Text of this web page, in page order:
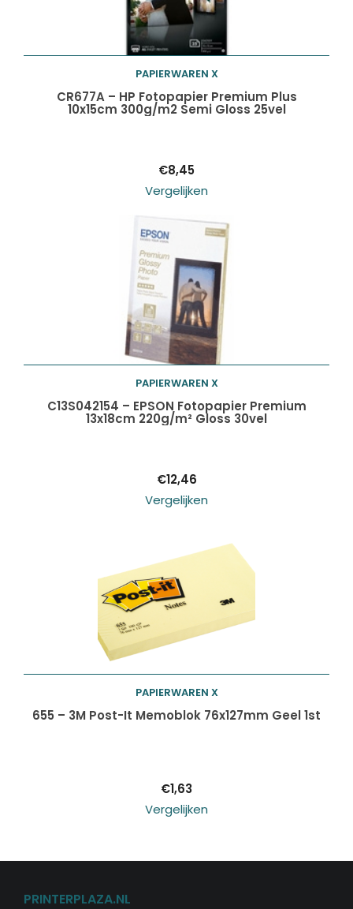
Toevoegen aan
PAPIERWAREN X
CR677A – HP Fotopapier Premium Plus
10x15cm 300g/m2 Semi Gloss 25vel
€8,45
Vergelijken
Toevoegen aan
PAPIERWAREN X
C13S042154 – EPSON Fotopapier Premium
13x18cm 220g/m² Gloss 30vel
€12,46
Vergelijken
Toevoegen aan
PAPIERWAREN X
655 – 3M Post-It Memoblok 76x127mm Geel 1st
€1,63
Vergelijken
PRINTERPLAZA.NL